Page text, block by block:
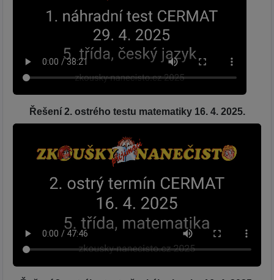
Řešení 2. ostrého testu matematiky 16. 4. 2025.